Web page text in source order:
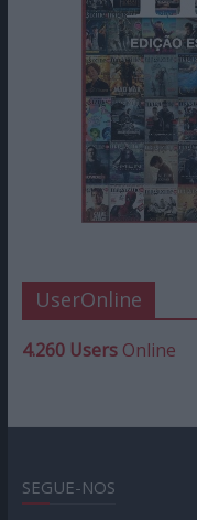
Ed. ESPECIAL 10º